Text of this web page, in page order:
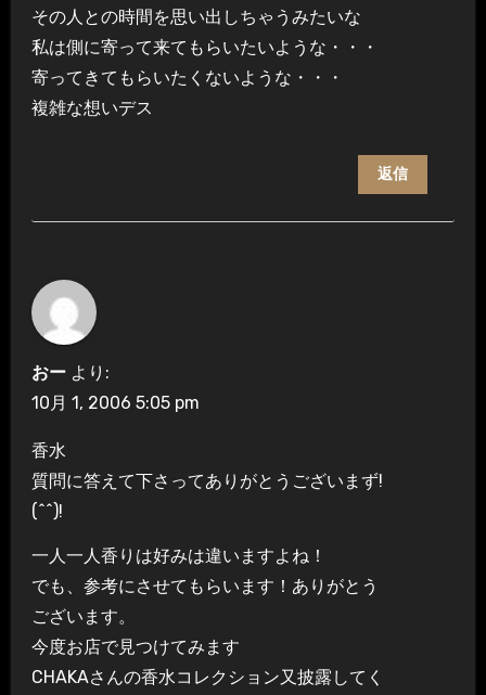
その人との時間を思い出しちゃうみたいな
私は側に寄って来てもらいたいような・・・
寄ってきてもらいたくないような・・・
複雑な想いデス
返信
おー より:
10月 1, 2006 5:05 pm
香水
質問に答えて下さってありがとうございまず!
(^^)!
一人一人香りは好みは違いますよね！
でも、参考にさせてもらいます！ありがとう
ございます。
今度お店で見つけてみます
CHAKAさんの香水コレクション又披露してく